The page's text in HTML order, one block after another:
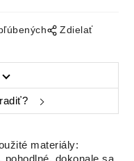
Zdielať
materiály: